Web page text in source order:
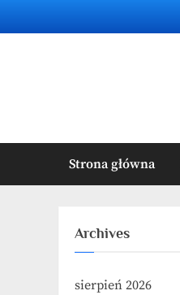
to
Strona główna
Archives
sierpień 2026